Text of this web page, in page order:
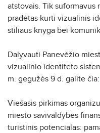
atstovais. Tik
pradėtas kurti vizualinis
stiliaus knyga bei
Dalyvauti Panevėžio
vizualinio identiteto
m. gegužės 9 d. galite čia:
Viešasis pirkimas
miesto savivaldybės
turistinis potencialas: